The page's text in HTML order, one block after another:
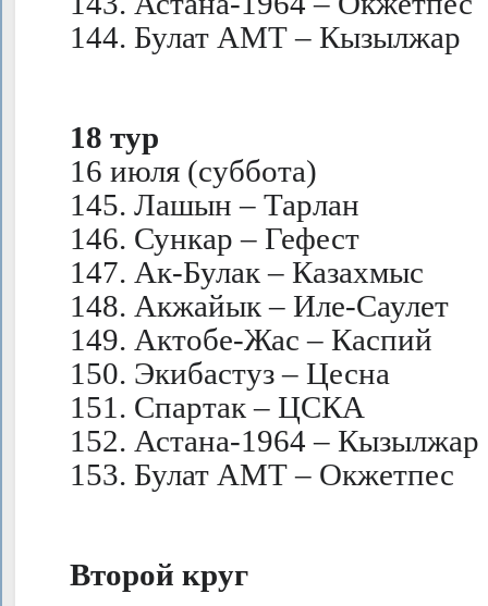
144. Булат АМТ – Кызылжар
18 тур
16 июля (суббота)
145. Лашын – Тарлан
146. Сункар – Гефест
147. Ак-Булак – Казахмыс
148. Акжайык – Иле-Саулет
149. Актобе-Жас – Каспий
150. Экибастуз – Цесна
151. Спартак – ЦСКА
152. Астана-1964 – Кызылжар
153. Булат АМТ – Окжетпес
Второй круг